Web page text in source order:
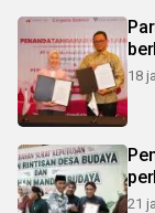
18
21